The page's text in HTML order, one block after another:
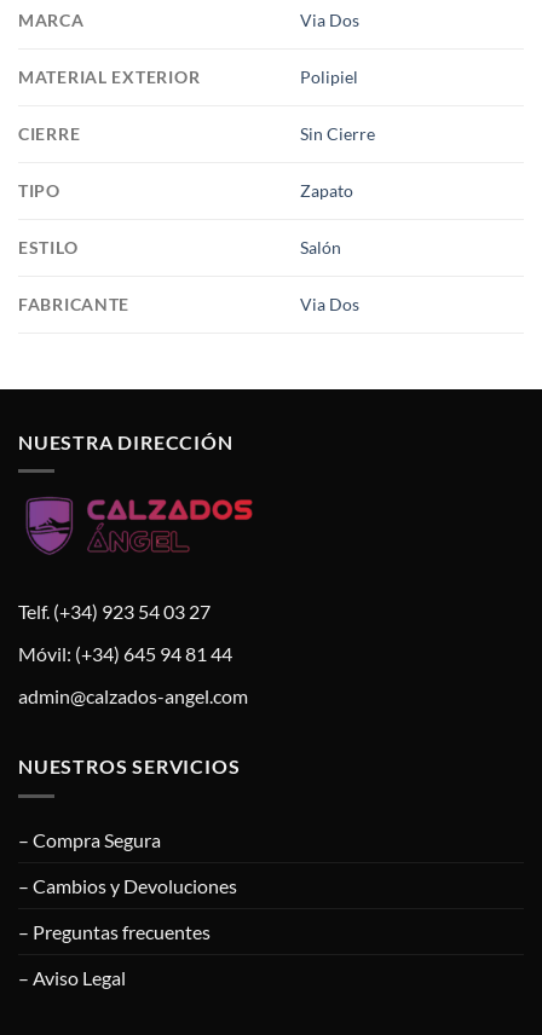
MARCA Via Dos
MATERIAL EXTERIOR Polipiel
CIERRE Sin Cierre
TIPO Zapato
ESTILO Salón
FABRICANTE Via Dos
NUESTRA DIRECCIÓN
Telf. (+34) 923 54 03 27
Móvil: (+34) 645 94 81 44
admin@calzados-angel.com
NUESTROS SERVICIOS
– Compra Segura
– Cambios y Devoluciones
– Preguntas frecuentes
– Aviso Legal